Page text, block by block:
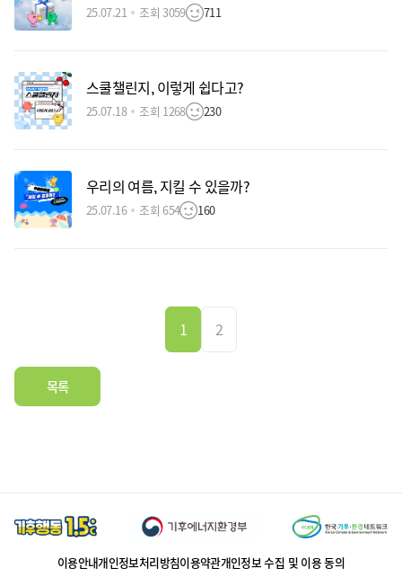
25.07.21 조회 3059 711
스쿨챌린지, 이렇게 쉽다고?
25.07.18 조회 1268 230
우리의 여름, 지킬 수 있을까?
25.07.16 조회 654 160
1 2
목록
이용안내개인정보처리방침이용약관개인정보 수집 및 이용 동의